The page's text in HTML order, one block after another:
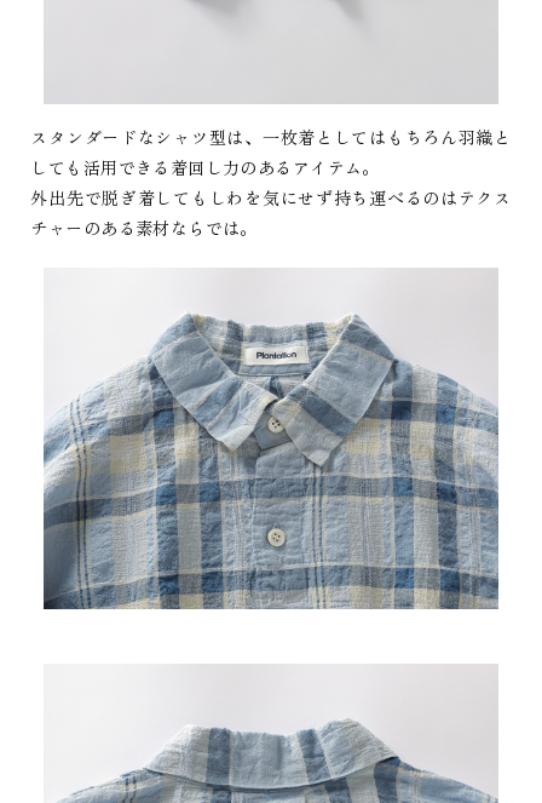
スタンダードなシャツ型は、一枚着としてはもちろん羽織と
しても活用できる着回し力のあるアイテム。
外出先で脱ぎ着してもしわを気にせず持ち運べるのはテクス
チャーのある素材ならでは。